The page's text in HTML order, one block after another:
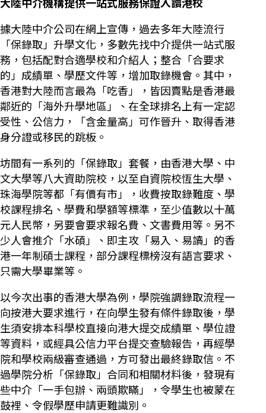
據大陸中介公司在網上宣傳，過去多年大陸流行
「保錄取」升學文化，多數先找中介提供一站式服
務，包括配對合適學校和介紹人；整合「合要求
的」成績單、學歷文件等，增加取錄機會。其中，
香港對大陸而言最為「吃香」，皆因賣點是香港最
鄰近的「海外升學地區」、在全球排名上有一定認
受性、公信力，「含金量高」可作晉升、取得香港
身分證或移民的跳板。
坊間有一系列的「保錄取」套餐，由香港大學、中
文大學等八大資助院校，以至自資院校恆生大學、
珠海學院等都「有價有市」，收費按取錄難度、學
校課程排名、學費和學額等標準，至少值數以十萬
元人民幣，另要會要求報名費、文書費用等。另不
少人會推介「水碩」、即主攻「易入、易讀」的香
港一年制碩士課程，部分課程標榜沒有語言要求、
只需大學畢業等。
以今次出事的香港大學為例，學院強調錄取流程一
向按港大要求進行，在向學生發有條件錄取後，學
生須安排本科學校直接向港大提交成績單、學位證
等資料，或經具公信力平台提交查驗報告，再經學
院和學校兩級審查通過，方可發出最終錄取信。不
過學院分析「保錄取」合同和相關材料後，發現有
些中介「一手包辦、兩頭欺瞞」，令學生也被蒙在
鼓裡、令假學歷申請更難識別。